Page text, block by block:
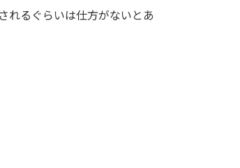
れるぐらいは仕方がないとあ